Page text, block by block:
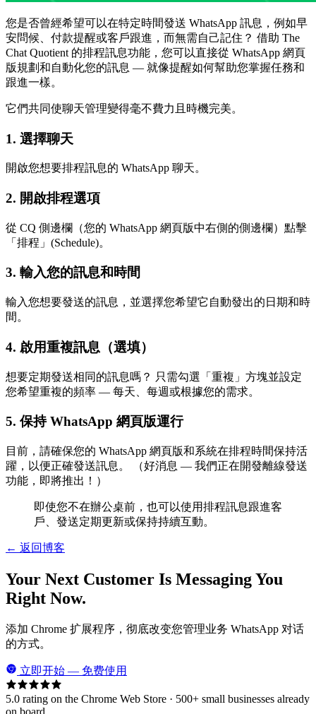
您是否曾經希望可以在特定時間發送 WhatsApp 訊息，例如早
安問候、付款提醒或客戶跟進，而無需自己記住？ 借助 The
Chat Quotient 的排程訊息功能，您可以直接從 WhatsApp 網頁
版規劃和自動化您的訊息 — 就像提醒如何幫助您掌握任務和
跟進一樣。
它們共同使聊天管理變得毫不費力且時機完美。
1. 選擇聊天
開啟您想要排程訊息的 WhatsApp 聊天。
2. 開啟排程選項
從 CQ 側邊欄（您的 WhatsApp 網頁版中右側的側邊欄）點擊
「排程」(Schedule)。
3. 輸入您的訊息和時間
輸入您想要發送的訊息，並選擇您希望它自動發出的日期和時
間。
4. 啟用重複訊息（選填）
想要定期發送相同的訊息嗎？ 只需勾選「重複」方塊並設定
您希望重複的頻率 — 每天、每週或根據您的需求。
5. 保持 WhatsApp 網頁版運行
目前，請確保您的 WhatsApp 網頁版和系統在排程時間保持活
躍，以便正確發送訊息。 （好消息 — 我們正在開發離線發送
功能，即將推出！）
即使您不在辦公桌前，也可以使用排程訊息跟進客
戶、發送定期更新或保持持續互動。
← 返回博客
Your Next Customer Is Messaging You
Right Now.
添加 Chrome 扩展程序，彻底改变您管理业务 WhatsApp 对话
的方式。
立即开始 — 免费使用
5.0 rating on the Chrome Web Store · 500+ small businesses already
on board